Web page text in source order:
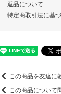
返品について
特定商取引法に基
この商品を友達に
この商品について